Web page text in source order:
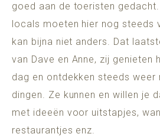
goed aan de toeristen
locals moeten hier nog steeds
kan bijna niet anders. Dat
van Dave en Anne, zij genieten
dag en ontdekken steeds weer
dingen. Ze kunnen en willen je
met ideeën voor uitstapjes,
restaurantjes enz.